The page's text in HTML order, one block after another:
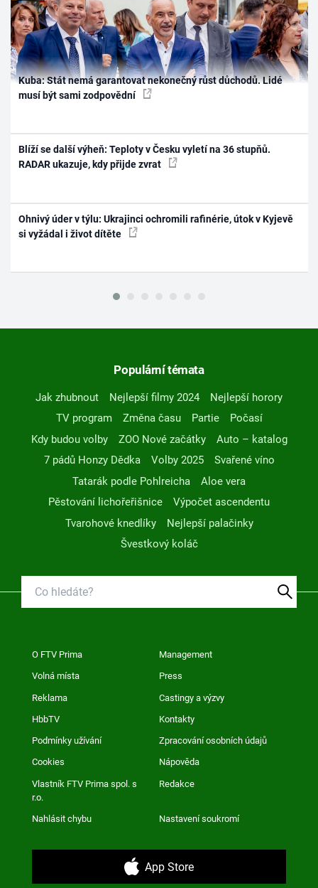
Kuba: Stát nemá garantovat nekonečný růst důchodů. Lidé
musí být sami zodpovědní
Blíží se další výheň: Teploty v Česku vyletí na 36 stupňů.
RADAR ukazuje, kdy přijde zvrat
Ohnivý úder v týlu: Ukrajinci ochromili rafinérie, útok v Kyjevě
si vyžádal i život dítěte
Populární témata
Jak zhubnout Nejlepší filmy 2024
Nejlepší horory
TV program
Změna času Partie
Počasí
Kdy budou volby
ZOO Nové začátky
Auto – katalog
7 pádů Honzy Dědka
Volby 2025
Svařené víno
Tatarák podle Pohlreicha
Aloe vera
Pěstování lichořeřišnice
Výpočet ascendentu
Tvarohové knedlíky
Nejlepší palačinky
Švestkový koláč
O FTV Prima Management
Volná místa Press
Reklama Castingy a výzvy
HbbTV Kontakty
Podmínky užívání Zpracování osobních údajů
Cookies Nápověda
Vlastník FTV Prima spol. s
r.o.
Redakce
Nahlásit chybu Nastavení soukromí
App Store